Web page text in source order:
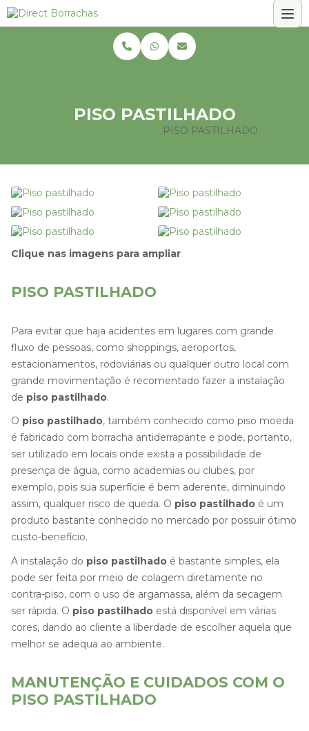
PISO PASTILHADO
PISO PASTILHADO
Clique nas imagens para ampliar
PISO PASTILHADO
Para evitar que haja acidentes em lugares com grande
fluxo de pessoas, como shoppings, aeroportos,
estacionamentos, rodoviárias ou qualquer outro local com
grande movimentação é recomentado fazer a instalação
de piso pastilhado.
O piso pastilhado, também conhecido como piso moeda
é fabricado com borracha antiderrapante e pode, portanto,
ser utilizado em locais onde exista a possibilidade de
presença de água, como academias ou clubes, por
exemplo, pois sua superfície é bem aderente, diminuindo
assim, qualquer risco de queda. O piso pastilhado é um
produto bastante conhecido no mercado por possuir ótimo
custo-benefício.
A instalação do piso pastilhado é bastante simples, ela
pode ser feita por meio de colagem diretamente no
contra-piso, com o uso de argamassa, além da secagem
ser rápida. O piso pastilhado está disponível em várias
cores, dando ao cliente a liberdade de escolher aquela que
melhor se adequa ao ambiente.
MANUTENÇÃO E CUIDADOS COM O
PISO PASTILHADO